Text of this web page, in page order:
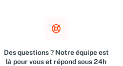
Des questions ? Notre équipe est
là pour vous et répond sous 24h